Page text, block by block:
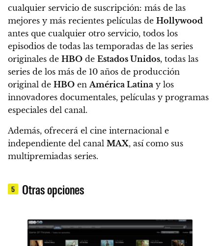
cualquier servicio de suscripción: más de las
mejores y más recientes películas de Hollywood
antes que cualquier otro servicio, todos los
episodios de todas las temporadas de las series
originales de HBO de Estados Unidos, todas las
series de los más de 10 años de producción
original de HBO enAmérica Latina y los
innovadores documentales, películas y programas
especiales del canal.
Además, ofrecerá el cine internacional e
independiente del canal MAX, así como sus
multipremiadas series.
5 Otras opciones